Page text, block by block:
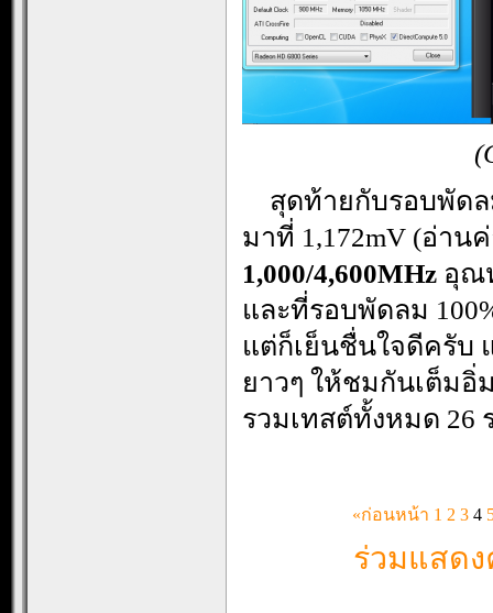
สุดท้ายกับรอบพัด
มาที่ 1,172mV (อ่าน
1,000/4,600MHz อุณ
และที่รอบพัดลม
แต่ก็เย็นชื่นใจดีครับ
ยาวๆ ให้ชมกันเต็มอิ่ม
รวมเทสต์ทั้งหมด 26
«ก่อนหน้า 1 2 3 4
ร่วมแสด